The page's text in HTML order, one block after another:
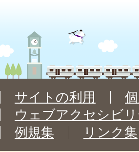
サイトの利用
ウェブアクセシビ
例規集
リンク集